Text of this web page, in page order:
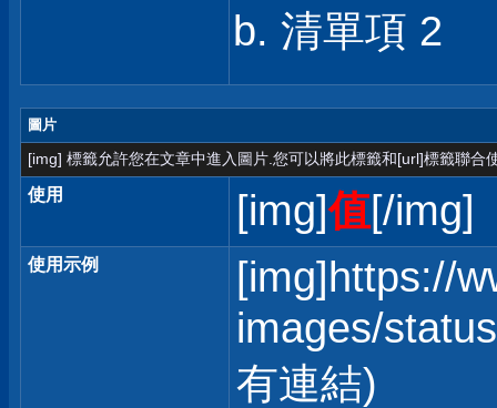
清單項 2
圖片
[img] 標籤允許您在文章中進入圖片.您可以將此標籤和[url]標籤聯合
使用 [img]值[/img]
使用示例
[img]https://
images/
有連結)